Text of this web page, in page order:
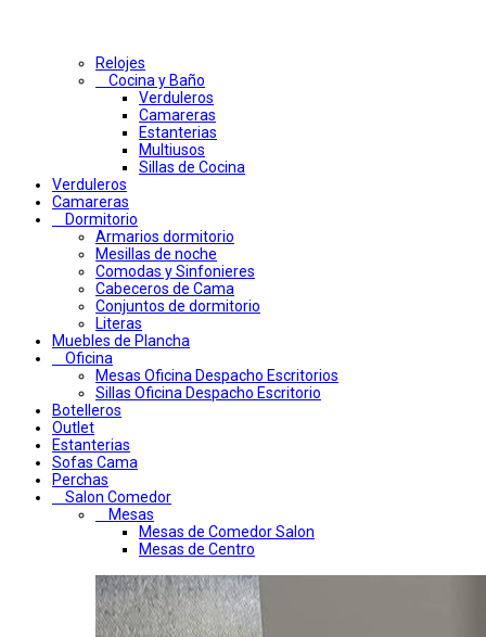
Relojes
Cocina y Baño
Verduleros
Camareras
Estanterias
Multiusos
Sillas de Cocina
Verduleros
Camareras
Dormitorio
Armarios dormitorio
Mesillas de noche
Comodas y Sinfonieres
Cabeceros de Cama
Conjuntos de dormitorio
Literas
Muebles de Plancha
Oficina
Mesas Oficina Despacho Escritorios
Sillas Oficina Despacho Escritorio
Botelleros
Outlet
Estanterias
Sofas Cama
Perchas
Salon Comedor
Mesas
Mesas de Comedor Salon
Mesas de Centro